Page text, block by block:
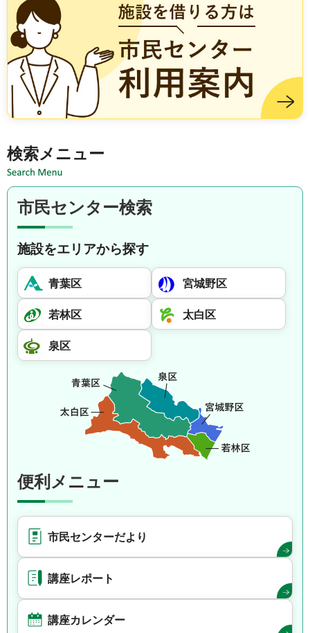
検索メニュー
市民センター検索
施設をエリアから探す
青葉区 宮城野区
若林区 太白区
泉区
便利メニュー
市民センターだより
講座レポート
講座カレンダー